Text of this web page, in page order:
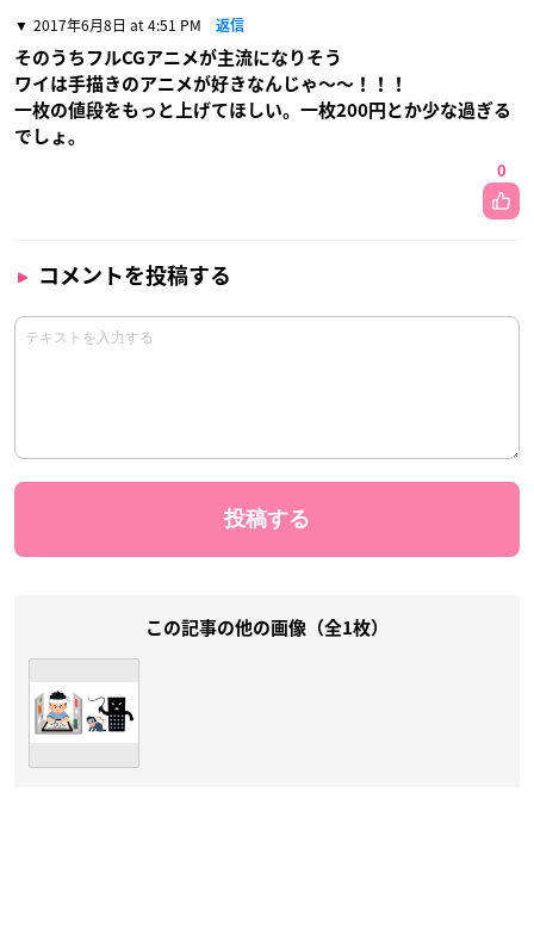
2017年6月8日 at 4:51 PM 返信
そのうちフルCGアニメが主流になりそう
ワイは手描きのアニメが好きなんじゃ〜〜！！！
一枚の値段をもっと上げてほしい。一枚200円とか少な過ぎる
でしょ。
0
コメントを投稿する
この記事の他の画像（全1枚）